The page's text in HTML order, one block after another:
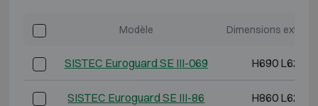
Modèle Dimensions
SISTEC Euroguard SE III-069 H690 L620
SISTEC Euroguard SE III-86 H860 L620